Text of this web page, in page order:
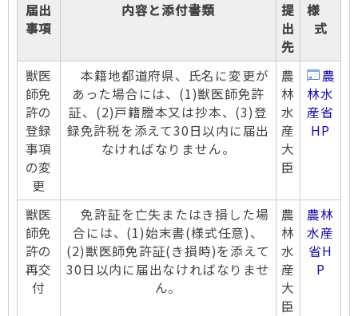
届出
事項
内容と添付書類
提
出
先
様
式
獣医
師免
許の
登録
事項
の変
更
本籍地都道府県、氏名に変更が
あった場合には、(1)獣医師免許
証、(2)戸籍謄本又は抄本、(3)登
録免許税を添えて30日以内に届出
なければなりません。
農
林
水
産
大
臣
農
林水
産省
HP
獣医
師免
許の
再交
付
免許証を亡失またはき損した場
合には、(1)始末書(様式任意)、
(2)獣医師免許証(き損時)を添えて
30日以内に届出なければなりませ
ん。
農
林
水
産
大
臣
農林
水産
省H
P